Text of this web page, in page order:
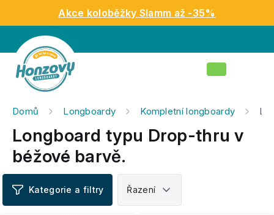
obsah
Akce koloběžky Slamm až -35%
Nákupní
Domů Longboardy Kompletní longboardy
Longboard typu Drop-thru v
béžové barvě.
ý
p